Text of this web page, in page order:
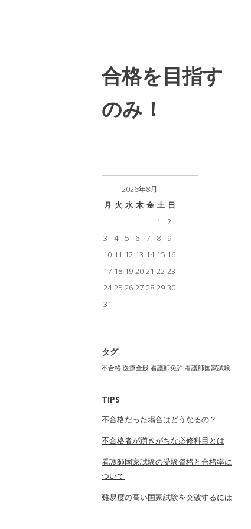
合格を目指す
のみ！
2026年8月
月 火 水 木 金 土 日
1
2
3
4 5 6 7 8
9
10 11 12 13 14 15 16
17 18 19 20 21 22 23
24 25 26 27 28 29 30
31
タグ
不合格 医療全般 看護師免許 看護師国家試験
TIPS
不合格だった場合はどうなるの？
不合格者が躓きがちな必修科目とは
看護師国家試験の受験資格と合格率に
ついて
難易度の高い国家試験を突破するには